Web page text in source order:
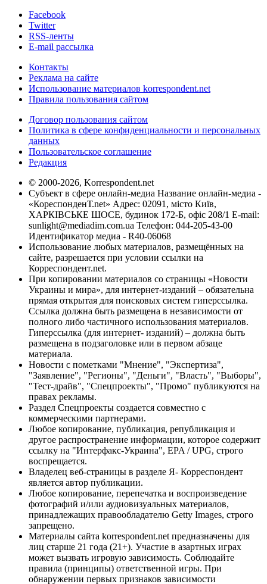
Facebook
Twitter
RSS-ленты
E-mail рассылка
Контакты
Реклама на сайте
Использование материалов korrespondent.net
Правила пользования сайтом
Договор пользования сайтом
Политика в сфере конфиденциальности и персональных
данных
Пользовательское соглашение
Редакция
© 2000-2026, Korrespondent.net
Субъект в сфере онлайн-медиа Название онлайн-медиа -
«КореспонденТ.net» Адрес: 02091, місто Київ,
ХАРКІВСЬКЕ ШОСЕ, будинок 172-Б, офіс 208/1 E-mail:
sunlight@mediadim.com.ua Телефон: 044-205-43-00
Идентификатор медиа - R40-06068
Использование любых материалов, размещённых на
сайте, разрешается при условии ссылки на
Корреспондент.net.
При копировании материалов со страницы «Новости
Украины и мира», для интернет-изданий – обязательна
прямая открытая для поисковых систем гиперссылка.
Ссылка должна быть размещена в независимости от
полного либо частичного использования материалов.
Гиперссылка (для интернет- изданий) – должна быть
размещена в подзаголовке или в первом абзаце
материала.
Новости с пометками "Мнение", "Экспертиза",
"Заявление", "Регионы", "Деньги", "Власть", "Выборы",
"Тест-драйв", "Спецпроекты", "Промо" публикуются на
правах рекламы.
Раздел Спецпроекты создается совместно с
коммерческими партнерами.
Любое копирование, публикация, републикация и
другое распространение информации, которое содержит
ссылку на "Интерфакс-Украина", EPA / UPG, строго
воспрещается.
Владелец веб-страницы в разделе Я- Корреспондент
является автор публикации.
Любое копирование, перепечатка и воспроизведение
фотографий и/или аудиовизуальных материалов,
принадлежащих правообладателю Getty Images, строго
запрещено.
Материалы сайта korrespondent.net предназначены для
лиц старше 21 года (21+). Участие в азартных играх
может вызвать игровую зависимость. Соблюдайте
правила (принципы) ответственной игры. При
обнаружении первых признаков зависимости